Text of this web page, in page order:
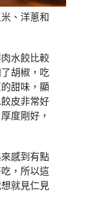
、洋蔥和
水餃比較
胡椒，吃
甜味，顯
皮非常好
度剛好，
感到有點
，所以這
就見仁見